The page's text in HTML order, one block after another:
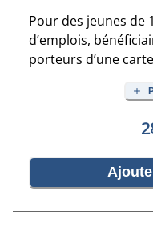
Pour des jeunes de
d’emplois,
porteurs d’une